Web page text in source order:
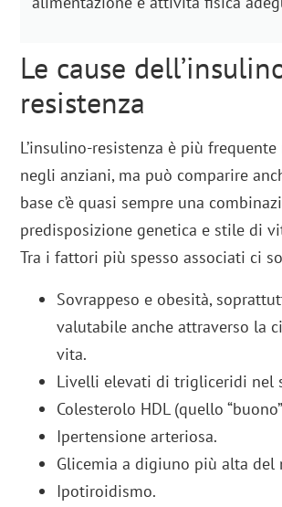
Le cause
resistenza
L’insulino-resistenza è più
negli anziani, ma può comparire
base c’è quasi sempre una
predisposizione genetica e stile di
Tra i fattori più spesso associati ci
Sovrappeso e obesità,
valutabile anche attraverso la
vita.
Livelli elevati di trigliceridi nel
Colesterolo HDL (quello
Ipertensione arteriosa.
Glicemia a digiuno più alta del
Ipotiroidismo.